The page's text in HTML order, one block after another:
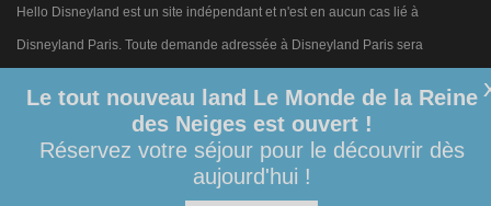
Hello Disneyland est un site indépendant et n'est en aucun cas lié à
Disneyland Paris. Toute demande adressée à Disneyland Paris sera
Le tout nouveau land Le Monde de la Reine
des Neiges est ouvert !
Réservez votre séjour pour le découvrir dès
aujourd'hui !